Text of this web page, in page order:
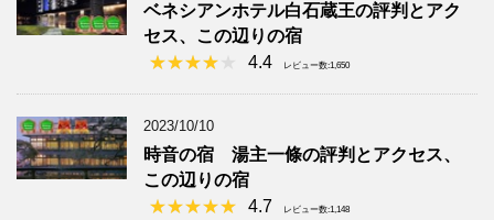
ベネシアンホテル白石蔵王の評判とアク
セス、この辺りの宿
4.4
レビュー数:1,650
2023/10/10
時音の宿 湯主一條の評判とアクセス、
この辺りの宿
4.7
レビュー数:1,148